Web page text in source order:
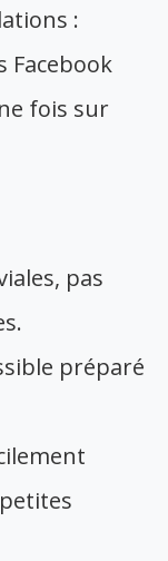
:
Facebook
fois sur
pas
préparé